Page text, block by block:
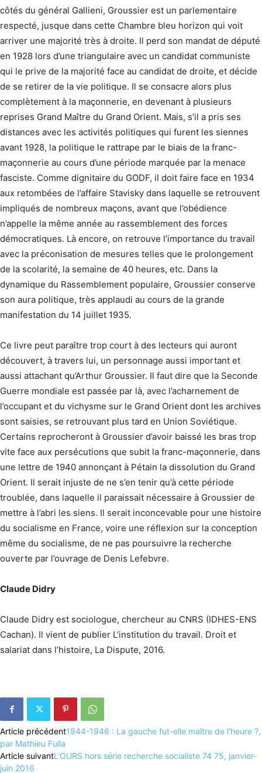
côtés du général Gallieni, Groussier est un parlementaire
respecté, jusque dans cette Chambre bleu horizon qui voit
arriver une majorité très à droite. Il perd son mandat de député
en 1928 lors d’une triangulaire avec un candidat communiste
qui le prive de la majorité face au candidat de droite, et décide
de se retirer de la vie politique. Il se consacre alors plus
complètement à la maçonnerie, en devenant à plusieurs
reprises Grand Maître du Grand Orient. Mais, s’il a pris ses
distances avec les activités politiques qui furent les siennes
avant 1928, la politique le rattrape par le biais de la franc-
maçonnerie au cours d’une période marquée par la menace
fasciste. Comme dignitaire du GODF, il doit faire face en 1934
aux retombées de l’affaire Stavisky dans laquelle se retrouvent
impliqués de nombreux maçons, avant que l’obédience
n’appelle la même année au rassemblement des forces
démocratiques. Là encore, on retrouve l’importance du travail
avec la préconisation de mesures telles que le prolongement
de la scolarité, la semaine de 40 heures, etc. Dans la
dynamique du Rassemblement populaire, Groussier conserve
son aura politique, très applaudi au cours de la grande
manifestation du 14 juillet 1935.
Ce livre peut paraître trop court à des lecteurs qui auront
découvert, à travers lui, un personnage aussi important et
aussi attachant qu’Arthur Groussier. Il faut dire que la Seconde
Guerre mondiale est passée par là, avec l’acharnement de
l’occupant et du vichysme sur le Grand Orient dont les archives
sont saisies, se retrouvant plus tard en Union Soviétique.
Certains reprocheront à Groussier d’avoir baissé les bras trop
vite face aux persécutions que subit la franc-maçonnerie, dans
une lettre de 1940 annonçant à Pétain la dissolution du Grand
Orient. Il serait injuste de ne s’en tenir qu’à cette période
troublée, dans laquelle il paraissait nécessaire à Groussier de
mettre à l’abri les siens. Il serait inconcevable pour une histoire
du socialisme en France, voire une réflexion sur la conception
même du socialisme, de ne pas poursuivre la recherche
ouverte par l’ouvrage de Denis Lefebvre.
Claude Didry
Claude Didry est sociologue, chercheur au CNRS (IDHES-ENS
Cachan). Il vient de publier L’institution du travail. Droit et
salariat dans l’histoire, La Dispute, 2016.
Article précédent1944-1946 : La gauche fut-elle maître de l’heure ?,
par Mathieu Fulla
Article suivantL’OURS hors série recherche socialiste 74 75, janvier-
juin 2016